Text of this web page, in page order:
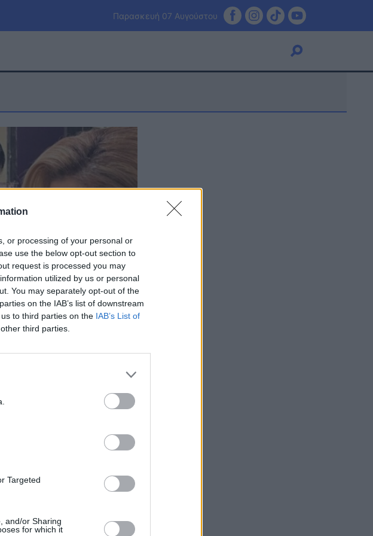
or processing of your personal or
use the below opt-out section to
request is processed you may
utilized by us or personal
You may separately opt-out of the
on the IAB’s list of downstream
to third parties on the IAB’s List of
third parties.
Targeted
and/or Sharing
for which it
Παρασκευή 07 Αυγούστου
Πίστη
την
μας
από